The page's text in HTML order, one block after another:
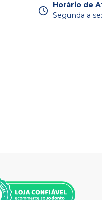
Horário de
Segunda a